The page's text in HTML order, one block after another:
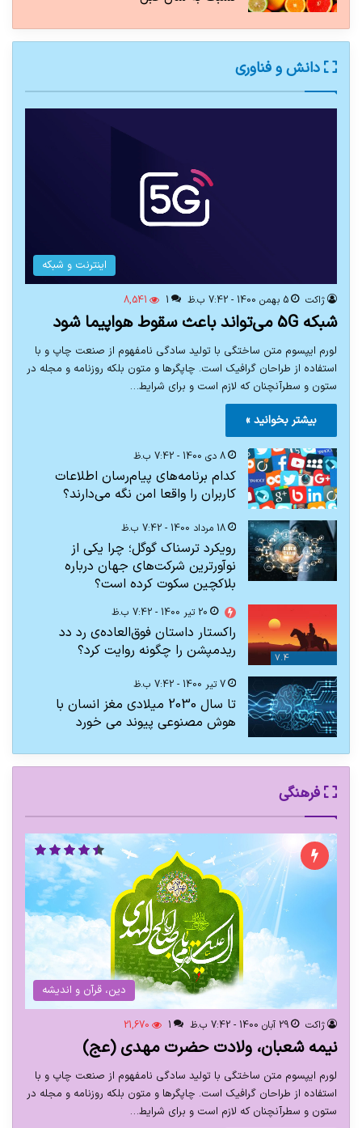
دانش و فناوری
اینترنت و شبکه
ژاکت 5 بهمن 1400 - 7:42 ب.ظ 1
8,541
شبکه 5G می‌تواند باعث سقوط هواپیما شود
لورم ایپسوم متن ساختگی با تولید سادگی نامفهوم از صنعت چاپ و با
استفاده از طراحان گرافیک است. چاپگرها و متون بلکه روزنامه و مجله در
ستون و سطرآنچنان که لازم است و برای شرایط…
بیشتر بخوانید »
8 دی 1400 - 7:42 ب.ظ
کدام برنامه‌های پیام‌رسان اطلاعات
کاربران را واقعا امن نگه می‌دارند؟
18 مرداد 1400 - 7:42 ب.ظ
رویکرد ترسناک گوگل؛ چرا یکی از
نوآورترین شرکت‌های جهان درباره
بلاکچین سکوت کرده است؟
7.4
20 تیر 1400 - 7:42 ب.ظ
راکستار داستان فوق‌العاده‌ی رد دد
ریدمپشن را چگونه روایت کرد؟
7 تیر 1400 - 7:42 ب.ظ
تا سال 2030 میلادی مغز انسان با
هوش مصنوعی پیوند می خورد
فرهنگی
دین، قرآن و اندیشه
ژاکت 29 آبان 1400 - 7:42 ب.ظ 1
21,670
نیمه شعبان، ولادت حضرت مهدی (عج)
لورم ایپسوم متن ساختگی با تولید سادگی نامفهوم از صنعت چاپ و با
استفاده از طراحان گرافیک است. چاپگرها و متون بلکه روزنامه و مجله در
ستون و سطرآنچنان که لازم است و برای شرایط…